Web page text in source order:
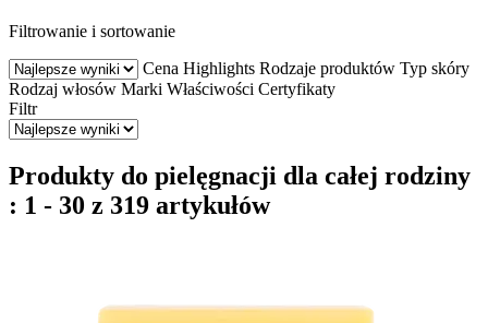
Filtrowanie i sortowanie
Cena Highlights Rodzaje produktów Typ skóry
Rodzaj włosów Marki Właściwości Certyfikaty
Filtr
Produkty do pielęgnacji dla całej rodziny
: 1 - 30 z 319 artykułów